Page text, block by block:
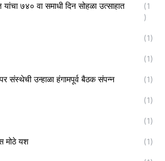
यांचा ७४० वा समाधी दिन सोहळा उत्साहात
(1
)
(1)
(1)
संस्थेची उन्हाळा हंगामपूर्व बैठक संपन्न (1)
(1)
(1)
मोठे यश (1)